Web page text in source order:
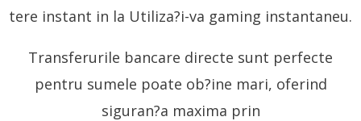
tere instant in la Utiliza?i-va gaming instantaneu.
Transferurile bancare directe sunt perfecte
pentru sumele poate ob?ine mari, oferind
siguran?a maxima prin